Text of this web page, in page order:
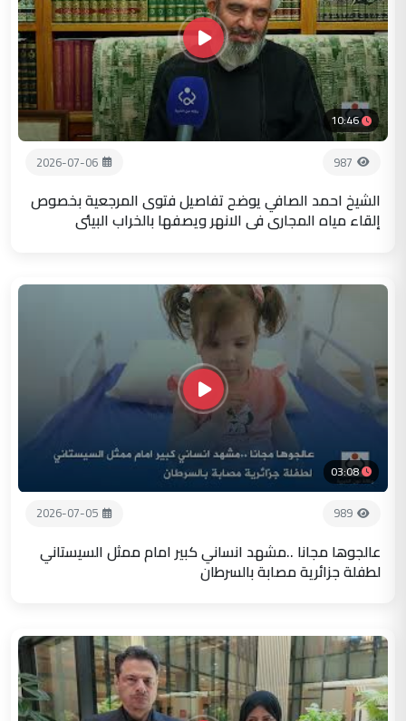
10:46
987
2026-07-06
الشيخ احمد الصافي يوضح تفاصيل فتوى المرجعية بخصوص
إلقاء مياه المجاري في الانهر ويصفها بالخراب البيئي
03:08
989
2026-07-05
عالجوها مجانا ..مشهد انساني كبير امام ممثل السيستاني
لطفلة جزائرية مصابة بالسرطان